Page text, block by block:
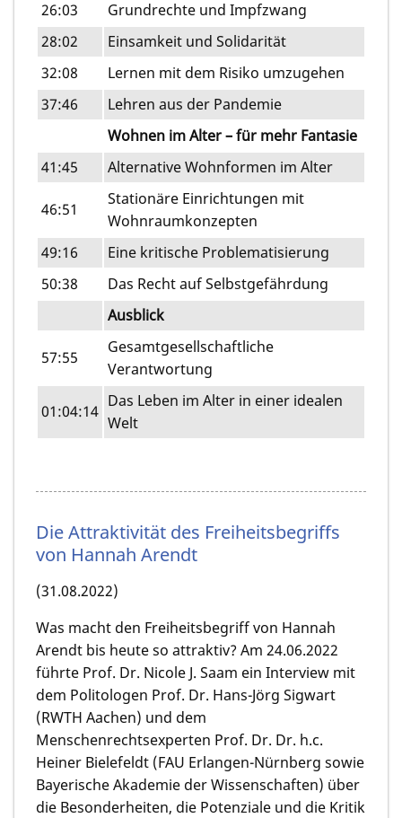
26:03
Grundrechte und Impfzwang
28:02
Einsamkeit und Solidarität
32:08
Lernen mit dem Risiko umzugehen
37:46
Lehren aus der Pandemie
Wohnen im Alter – für mehr Fantasie
41:45
Alternative Wohnformen im Alter
46:51
Stationäre Einrichtungen mit
Wohnraumkonzepten
49:16
Eine kritische Problematisierung
50:38
Das Recht auf Selbstgefährdung
Ausblick
57:55
Gesamtgesellschaftliche
Verantwortung
01:04:14
Das Leben im Alter in einer idealen
Welt
Die Attraktivität des Freiheitsbegriffs
von Hannah Arendt
(31.08.2022)
Was macht den Freiheitsbegriff von Hannah
Arendt bis heute so attraktiv? Am 24.06.2022
führte Prof. Dr. Nicole J. Saam ein Interview mit
dem Politologen Prof. Dr. Hans-Jörg Sigwart
(RWTH Aachen) und dem
Menschenrechtsexperten Prof. Dr. Dr. h.c.
Heiner Bielefeldt (FAU Erlangen-Nürnberg sowie
Bayerische Akademie der Wissenschaften) über
die Besonderheiten, die Potenziale und die Kritik